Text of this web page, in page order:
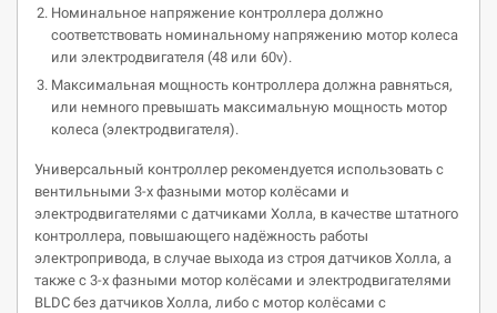
Номинальное напряжение контроллера должно
соответствовать номинальному напряжению мотор колеса
или электродвигателя (48 или 60v).
Максимальная мощность контроллера должна равняться,
или немного превышать максимальную мощность мотор
колеса (электродвигателя).
Универсальный контроллер рекомендуется использовать с
вентильными 3-х фазными мотор колёсами и
электродвигателями с датчиками Холла, в качестве штатного
контроллера, повышающего надёжность работы
электропривода, в случае выхода из строя датчиков Холла, а
также с 3-х фазными мотор колёсами и электродвигателями
BLDC без датчиков Холла, либо с мотор колёсами с